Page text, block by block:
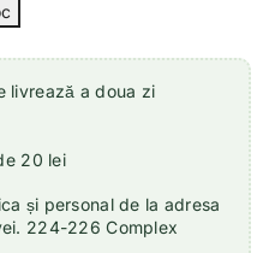
livrează a doua zi
20 lei
și personal de la adresa
224-226 Complex